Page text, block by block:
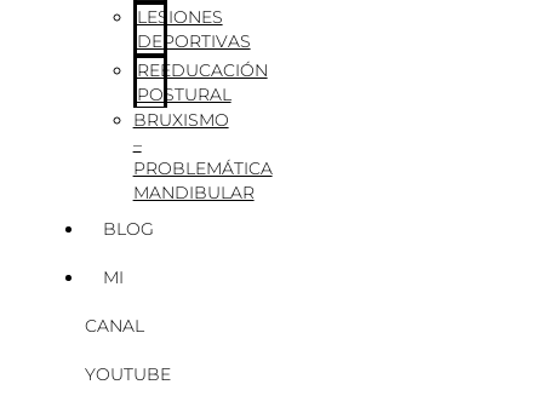
LESIONES
DEPORTIVAS
REEDUCACIÓN
POSTURAL
BRUXISMO
–
PROBLEMÁTICA
MANDIBULAR
BLOG
MI
CANAL
YOUTUBE